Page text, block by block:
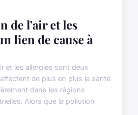
de l'air et les
lien de cause à
et les allergies sont deux
de plus en plus la santé
dans les régions
Alors que la pollution